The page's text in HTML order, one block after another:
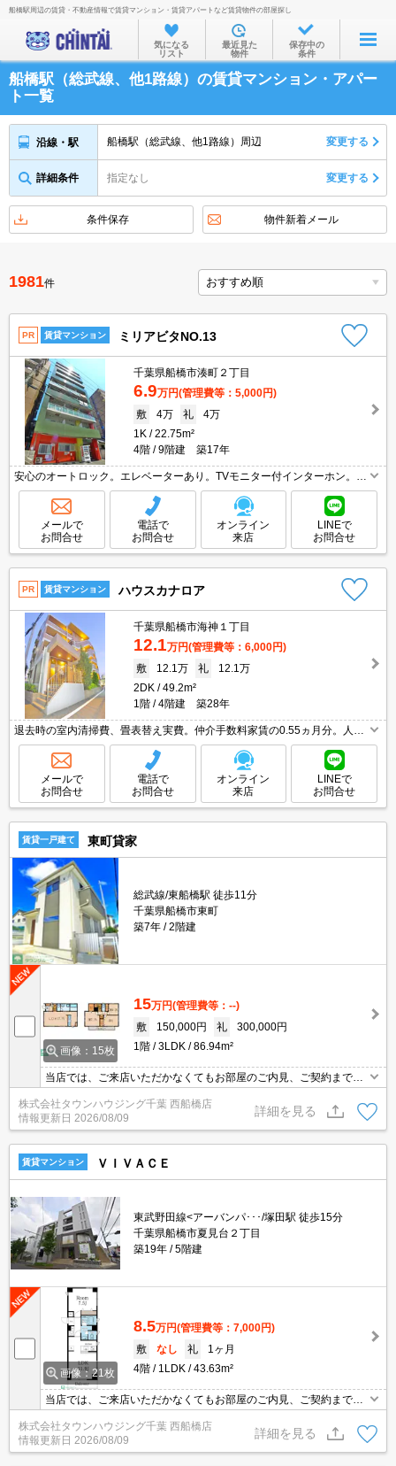
お部屋を探す
沿線・駅から
住所から
家賃相場から
不動産会社から
船橋駅周辺の賃貸・不動産情報で賃貸マンション・賃貸アパートなど賃貸物件の部屋探し
気になる
リスト
最近見た
物件
保存中の
条件
船橋駅（総武線、他1路線）の賃貸マンション・アパー
ト一覧
沿線・駅 船橋駅（総武線、他1路線）周辺 変更する
詳細条件 指定なし 変更する
条件保存 物件新着メール
1981件
PR 賃貸マンション ミリアビタNO.13
千葉県船橋市湊町２丁目
6.9万円(管理費等：5,000円)
敷
4万 礼
4万
1K
22.75m²
4階
9階建 築17年
安心のオートロック。エレベーターあり。TVモニター付インターホン。浴
室乾燥機付。24時間換気システム。安心の24時間管理。2面採光。角部
屋。駐車場は敷地内。シューズボックス付き。室内に洗濯機置場あり。
メールで
お問合せ
電話で
お問合せ
オンライン
来店
LINEで
お問合せ
PR 賃貸マンション ハウスカナロア
千葉県船橋市海神１丁目
12.1万円(管理費等：6,000円)
敷
12.1万 礼
12.1万
2DK
49.2m²
1階
4階建 築28年
退去時の室内清掃費、畳表替え実費。仲介手数料家賃の0.55ヵ月分。人気
のファミリー向け物件。最寄り駅からの帰り道に大通りが使えます。最新
の空室状況はお気軽にお問い合わせ下さい。
メールで
お問合せ
電話で
お問合せ
オンライン
来店
LINEで
お問合せ
賃貸一戸建て 東町貸家
総武線/東船橋駅 徒歩11分
千葉県船橋市東町
築7年
2階建
画像：15枚
15万円(管理費等：--)
敷
150,000円 礼
300,000円
1階
3LDK 86.94m²
当店では、ご来店いただかなくてもお部屋のご内見、ご契約まで全
てオンラインでのご対応が可能です。タウンハウジング船橋店ま
で、お問い合わせくださいませ。
株式会社タウンハウジング千葉 西船橋店
情報更新日 2026/08/09
詳細を見る
賃貸マンション ＶＩＶＡＣＥ
東武野田線<アーバンパ･･･/塚田駅 徒歩15分
千葉県船橋市夏見台２丁目
築19年
5階建
画像：21枚
8.5万円(管理費等：7,000円)
敷
なし 礼
1ヶ月
4階
1LDK 43.63m²
当店では、ご来店いただかなくてもお部屋のご内見、ご契約まで全
てオンラインでのご対応が可能です。タウンハウジング船橋店ま
で、お問い合わせくださいませ。
株式会社タウンハウジング千葉 西船橋店
情報更新日 2026/08/09
詳細を見る